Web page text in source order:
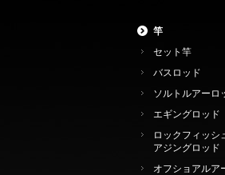
竿
セット竿
バスロッド
ソルトルアーロ
エギングロッド
ロックフィッシ
アジングロッド
オフショアルア